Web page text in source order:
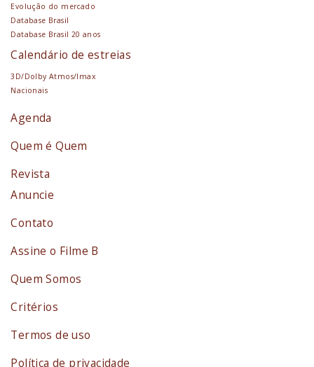
Evolução do mercado
Database Brasil
Database Brasil 20 anos
Calendário de estreias
3D/Dolby Atmos/Imax
Nacionais
Agenda
Quem é Quem
Revista
Anuncie
Contato
Assine o Filme B
Quem Somos
Critérios
Termos de uso
Política de privacidade